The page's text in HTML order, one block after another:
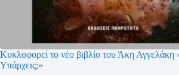
Κυκλοφορεί το νέο βιβλίο του Άκη Αγγελάκη
Υπάρχεις;»